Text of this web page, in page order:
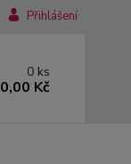
Přihlášení
0 ks
0,00 Kč